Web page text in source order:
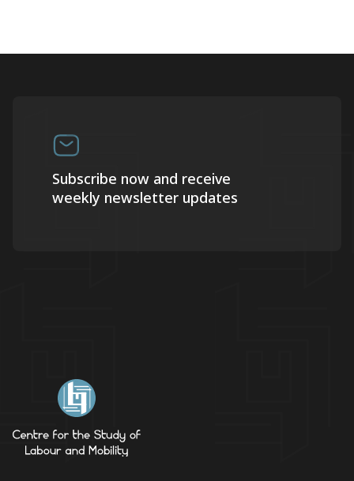
Subscribe now and receive
weekly newsletter updates